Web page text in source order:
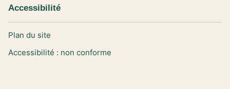
Accessibilité
Plan du site
Accessibilité : non conforme